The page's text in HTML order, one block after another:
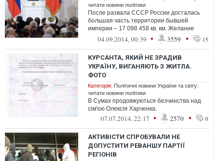
читати новини політики
После развала СССР России досталась
большая часть территории бывшей
империи – 17 098 458 кв. км. Желание
реванша, очевидно, засело в головах быв...
04.09.2014, 00:39 • 3559 • 15
КУРСАНТА, ЯКИЙ НЕ ЗРАДИВ
УКРАЇНУ, ВИГАНЯЮТЬ З ЖИТЛА.
ФОТО
Категорія: Політичні новини України та світу:
читати новини політики
В Сумах продовжуються безчинства над
сім'єю Олексія Харченка.
07.07.2014, 22:17 • 2570 • 0
АКТИВІСТИ СПРОБУВАЛИ НЕ
ДОПУСТИТИ РЕВАНШУ ПАРТІЇ
РЕГІОНІВ